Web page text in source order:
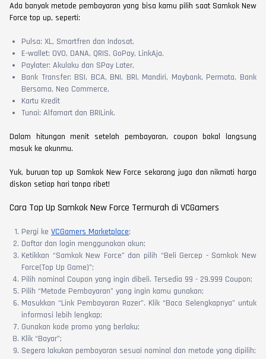
Ada banyak metode pembayaran yang bisa kamu pilih saat Samkok New
Force top up, seperti:
Pulsa: XL, Smartfren dan Indosat,
E-wallet: OVO, DANA, QRIS, GoPay, LinkAja,
Paylater: Akulaku dan SPay Later,
Bank Transfer: BSI, BCA, BNI, BRI, Mandiri, Maybank, Permata, Bank
Bersama, Neo Commerce,
Kartu Kredit
Tunai: Alfamart dan BRILink.
Dalam hitungan menit setelah pembayaran, coupon bakal langsung
masuk ke akunmu.
Yuk, buruan top up Samkok New Force sekarang juga dan nikmati harga
diskon setiap hari tanpa ribet!
Cara Top Up Samkok New Force Termurah di VCGamers
Pergi ke VCGamers Marketplace;
Daftar dan login menggunakan akun;
Ketikkan “Samkok New Force” dan pilih “Beli Gercep - Samkok New
Force(Top Up Game)”;
Pilih nominal Coupon yang ingin dibeli. Tersedia 99 - 29.999 Coupon;
Pilih “Metode Pembayaran” yang ingin kamu gunakan;
Masukkan “Link Pembayaran Razer”. Klik “Baca Selengkapnya” untuk
informasi lebih lengkap;
Gunakan kode promo yang berlaku;
Klik “Bayar”;
Segera lakukan pembayaran sesuai nominal dan metode yang dipilih;